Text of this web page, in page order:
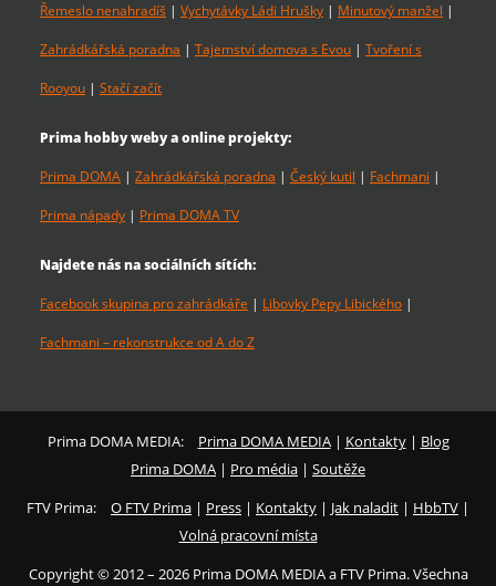
Řemeslo nenahradíš | Vychytávky Ládi Hrušky | Minutový manžel |
Zahrádkářská poradna | Tajemství domova s Evou | Tvoření s
Rooyou | Stačí začít
Prima hobby weby a online projekty:
Prima DOMA | Zahrádkářská poradna | Český kutil | Fachmani |
Prima nápady | Prima DOMA TV
Najdete nás na sociálních sítích:
Facebook skupina pro zahrádkáře | Libovky Pepy Libického |
Fachmani – rekonstrukce od A do Z
Prima DOMA MEDIA: Prima DOMA MEDIA| Kontakty| Blog
Prima DOMA | Pro média | Soutěže
FTV Prima:
O FTV Prima | Press | Kontakty | Jak naladit | HbbTV |
Volná pracovní místa
Copyright © 2012 – 2026 Prima DOMA MEDIA a FTV Prima. Všechna